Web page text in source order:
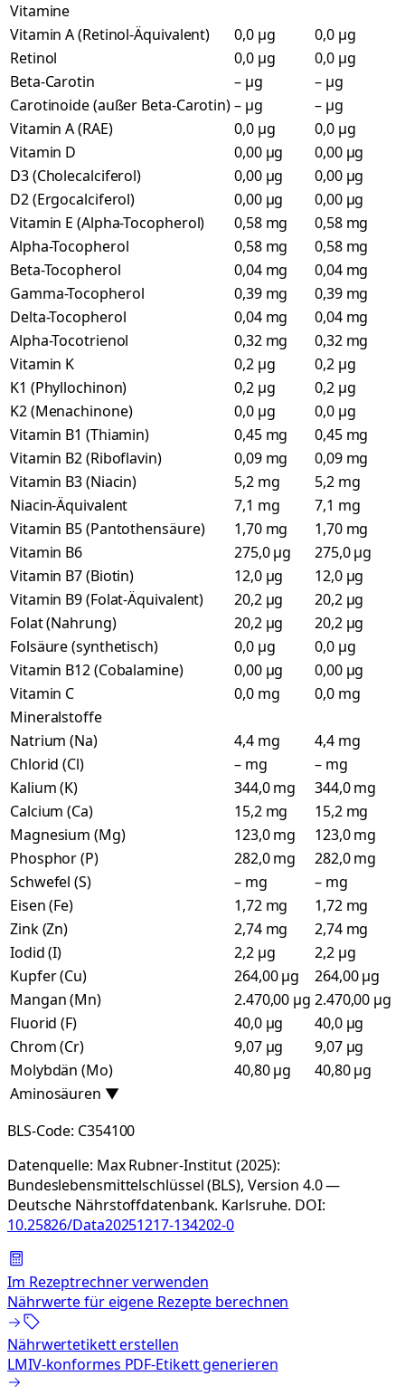
Vitamine
Vitamin A (Retinol-Äquivalent)
0,0 µg
0,0 µg
Retinol
0,0 µg
0,0 µg
Beta-Carotin
– µg
– µg
Carotinoide (außer Beta-Carotin)– µg
– µg
Vitamin A (RAE)
0,0 µg
0,0 µg
Vitamin D
0,00 µg
0,00 µg
D3 (Cholecalciferol)
0,00 µg
0,00 µg
D2 (Ergocalciferol)
0,00 µg
0,00 µg
Vitamin E (Alpha-Tocopherol)
0,58 mg
0,58 mg
Alpha-Tocopherol
0,58 mg
0,58 mg
Beta-Tocopherol
0,04 mg
0,04 mg
Gamma-Tocopherol
0,39 mg
0,39 mg
Delta-Tocopherol
0,04 mg
0,04 mg
Alpha-Tocotrienol
0,32 mg
0,32 mg
Vitamin K
0,2 µg
0,2 µg
K1 (Phyllochinon)
0,2 µg
0,2 µg
K2 (Menachinone)
0,0 µg
0,0 µg
Vitamin B1 (Thiamin)
0,45 mg
0,45 mg
Vitamin B2 (Riboflavin)
0,09 mg
0,09 mg
Vitamin B3 (Niacin)
5,2 mg
5,2 mg
Niacin-Äquivalent
7,1 mg
7,1 mg
Vitamin B5 (Pantothensäure)
1,70 mg
1,70 mg
Vitamin B6
275,0 µg
275,0 µg
Vitamin B7 (Biotin)
12,0 µg
12,0 µg
Vitamin B9 (Folat-Äquivalent)
20,2 µg
20,2 µg
Folat (Nahrung)
20,2 µg
20,2 µg
Folsäure (synthetisch)
0,0 µg
0,0 µg
Vitamin B12 (Cobalamine)
0,00 µg
0,00 µg
Vitamin C
0,0 mg
0,0 mg
Mineralstoffe
Natrium (Na)
4,4 mg
4,4 mg
Chlorid (Cl)
– mg
– mg
Kalium (K)
344,0 mg
344,0 mg
Calcium (Ca)
15,2 mg
15,2 mg
Magnesium (Mg)
123,0 mg
123,0 mg
Phosphor (P)
282,0 mg
282,0 mg
Schwefel (S)
– mg
– mg
Eisen (Fe)
1,72 mg
1,72 mg
Zink (Zn)
2,74 mg
2,74 mg
Iodid (I)
2,2 µg
2,2 µg
Kupfer (Cu)
264,00 µg
264,00 µg
Mangan (Mn)
2.470,00 µg 2.470,00 µg
Fluorid (F)
40,0 µg
40,0 µg
Chrom (Cr)
9,07 µg
9,07 µg
Molybdän (Mo)
40,80 µg
40,80 µg
Aminosäuren ▼
BLS-Code: C354100
Datenquelle: Max Rubner-Institut (2025):
Bundeslebensmittelschlüssel (BLS), Version 4.0 —
Deutsche Nährstoffdatenbank. Karlsruhe. DOI:
10.25826/Data20251217-134202-0
Im Rezeptrechner verwenden
Nährwerte für eigene Rezepte berechnen
Nährwertetikett erstellen
LMIV-konformes PDF-Etikett generieren